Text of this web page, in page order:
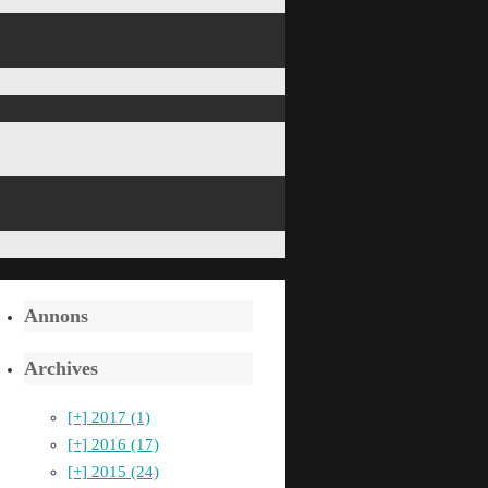
Annons
Archives
[+] 2017 (1)
[+] 2016 (17)
[+] 2015 (24)